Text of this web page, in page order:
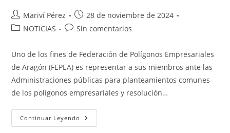
Autor
de
Mariví Pérez
Publicación
de
28 de noviembre de 2024
Categoría
entrada:
NOTICIAS
Comentarios
entrada:
Sin comentarios
Uno de los fines de Federación de Polígonos Empresariales
de Aragón (FEPEA) es representar a sus miembros ante las
Administraciones públicas para planteamientos comunes
de los polígonos empresariales y resolución…
Continuar Leyendo BASE
DE